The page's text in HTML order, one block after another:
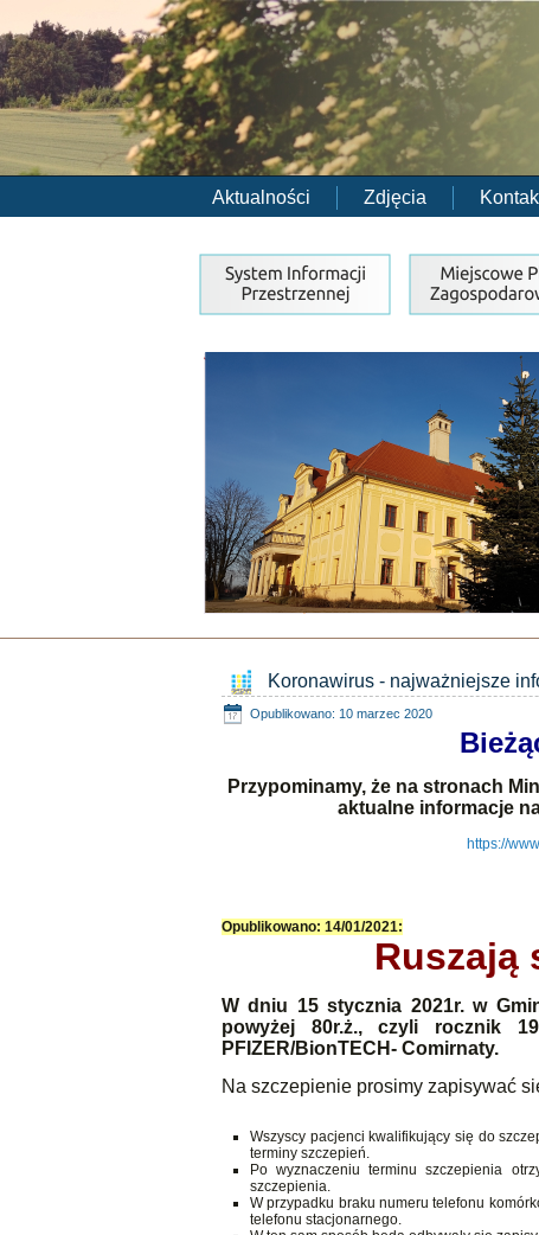
Aktualności Zdjęcia
Koronawirus - najważniejsze
Opublikowano: 10 marzec 2020
Przypominamy, że na stronach
aktualne informacje
https://
Opublikowano: 14/01/2021:
Ruszają
W dniu 15 stycznia 2021r. w
powyżej 80r.ż., czyli rocznik
PFIZER/BionTECH- Comirnaty.
Na szczepienie prosimy zapisywać
Wszyscy pacjenci kwalifikujący się do
terminy szczepień.
Po wyznaczeniu terminu szczepienia
szczepienia.
W przypadku braku numeru telefonu
telefonu stacjonarnego.